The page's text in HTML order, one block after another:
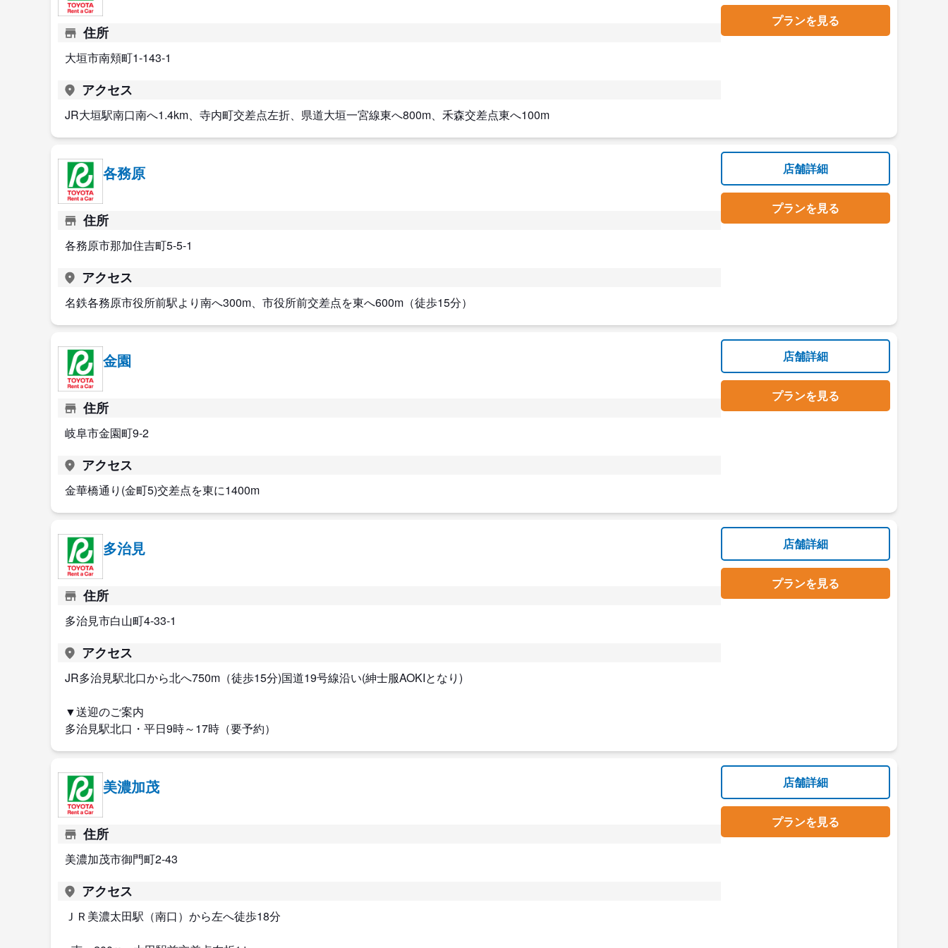
住所
大垣市南頬町1-143-1
アクセス
JR大垣駅南口南へ1.4km、寺内町交差点左折、県道大垣一宮線東へ800m、禾森交差点東へ100m
プランを見る
各務原
住所
各務原市那加住吉町5-5-1
アクセス
名鉄各務原市役所前駅より南へ300m、市役所前交差点を東へ600m（徒歩15分）
店舗詳細
プランを見る
金園
住所
岐阜市金園町9-2
アクセス
金華橋通り(金町5)交差点を東に1400m
店舗詳細
プランを見る
多治見
住所
多治見市白山町4-33-1
アクセス
JR多治見駅北口から北へ750m（徒歩15分)国道19号線沿い(紳士服AOKIとなり)
▼送迎のご案内
多治見駅北口・平日9時～17時（要予約）
店舗詳細
プランを見る
美濃加茂
住所
美濃加茂市御門町2-43
アクセス
ＪＲ美濃太田駅（南口）から左へ徒歩18分
店舗詳細
プランを見る